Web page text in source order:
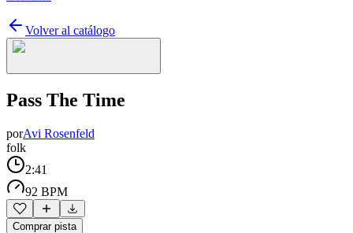
Volver al catálogo
Pass The Time
porAvi Rosenfeld
folk
2:41
92 BPM
Comprar pista